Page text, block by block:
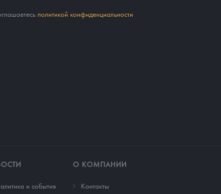
политикой конфиденциальности
и события
О КОМПАНИИ
Контакты